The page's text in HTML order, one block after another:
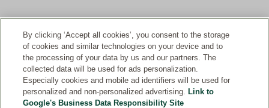
Clique no logotipo para mais detalhes
By clicking ‘Accept all cookies’, you consent to the storage
of cookies and similar technologies on your device and to
the processing of your data by us and our partners. The
collected data will be used for ads personalization.
Especially cookies and mobile ad identifiers will be used for
personalized and non-personalized advertising. Link to
Google's Business Data Responsibility Site